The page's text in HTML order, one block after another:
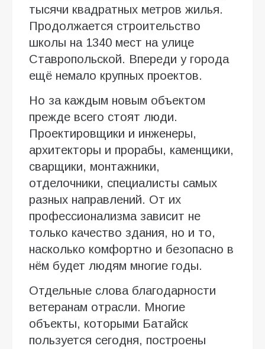
тысячи квадратных метров жилья.
Продолжается строительство
школы на 1340 мест на улице
Ставропольской. Впереди у города
ещё немало крупных проектов.
Но за каждым новым объектом
прежде всего стоят люди.
Проектировщики и инженеры,
архитекторы и прорабы, каменщики,
сварщики, монтажники,
отделочники, специалисты самых
разных направлений. От их
профессионализма зависит не
только качество здания, но и то,
насколько комфортно и безопасно в
нём будет людям многие годы.
Отдельные слова благодарности
ветеранам отрасли. Многие
объекты, которыми Батайск
пользуется сегодня, построены